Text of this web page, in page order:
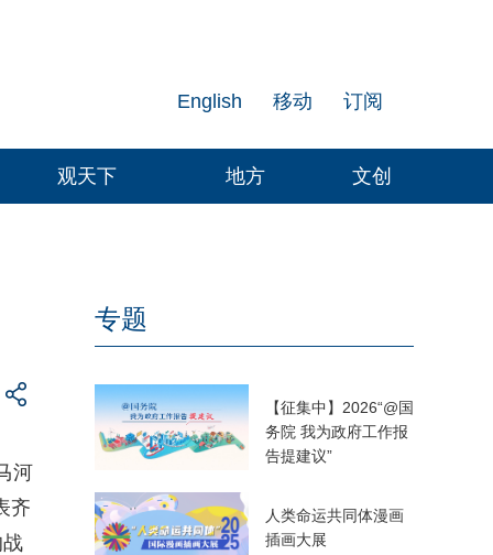
订阅
移动
English
观天下 地方 文创
河
齐
专题
【征集中】2026“@国
务院 我为政府工作报
告提建议”
人类命运共同体漫画
插画大展